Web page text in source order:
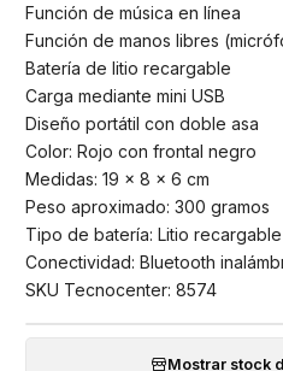
Función de música en línea
Función de manos libres
Batería de litio recargable
Carga mediante mini USB
Diseño portátil con doble asa
Color: Rojo con frontal negro
Medidas: 19 x 8 x 6 cm
Peso aproximado: 300 gramos
Tipo de batería: Litio recargable
Conectividad: Bluetooth
SKU Tecnocenter: 8574
Mostrar stock